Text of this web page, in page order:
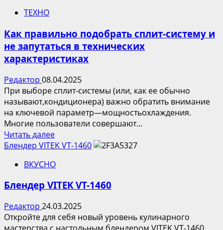
как
принцип
жизни
ТЕХНО
Как правильно подобрать сплит-систему и
не запутаться в технических
характеристиках
Редактор 08.04.2025
При выборе сплит-системы (или, как ее обычно
называют,кондиционера) важно обратить внимание
на ключевой параметр—мощностьохлаждения.
Многие пользователи совершают...
Читать далееПрочитать
больше
Как
подобрать
систему
и
Блендер VITEK VT-1460
ВКУСНО
Блендер VITEK VT-1460
Редактор 24.03.2025
Откройте для себя новый уровень кулинарного